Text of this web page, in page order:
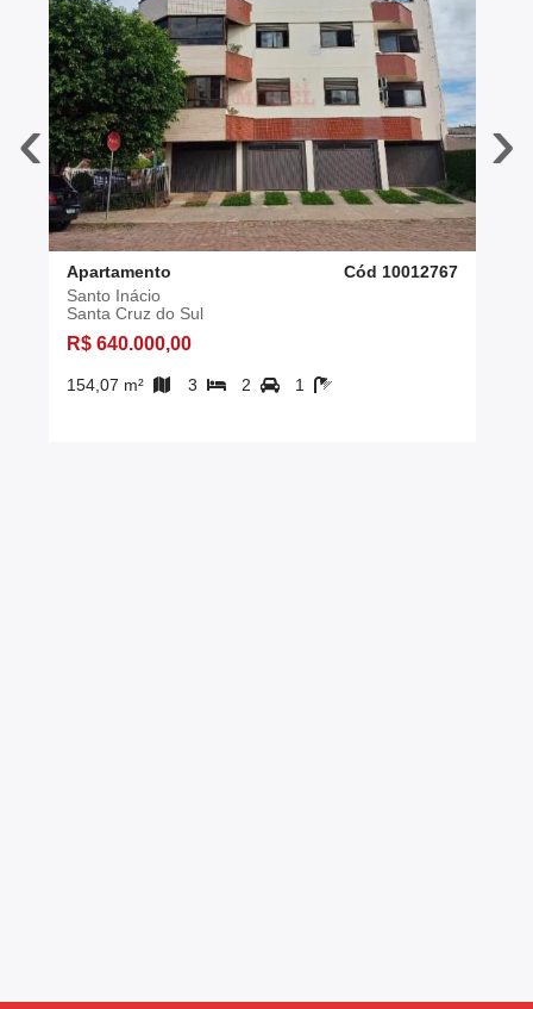
‹
Apartamento
Cód 10012767
Santo Inácio
Santa Cruz do Sul
R$ 640.000,00
154,07 m² 3 2 1
›